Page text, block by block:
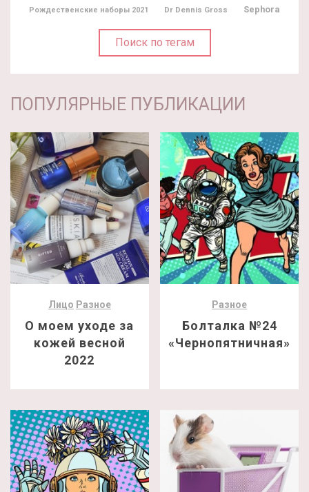
Рождественские наборы 2021 Dr Dennis Gross Sephora
Поиск по тегам
ПОПУЛЯРНЫЕ ПУБЛИКАЦИИ
Лицо Разное
О моем уходе за
кожей весной
2022
Разное
Болталка №24
«Чернопятничная»